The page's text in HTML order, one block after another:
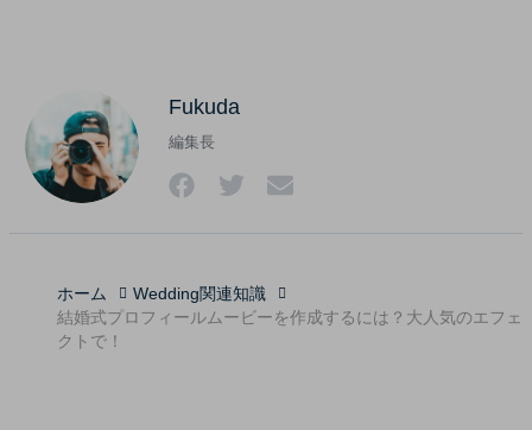
Fukuda
編集長
ホーム
Wedding関連知識
結婚式プロフィールムービーを作成するには？大人気のエフェ
クトで！